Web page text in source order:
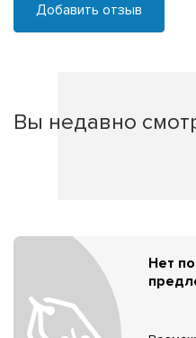
Добавить отзыв
Вы недавно
Нет